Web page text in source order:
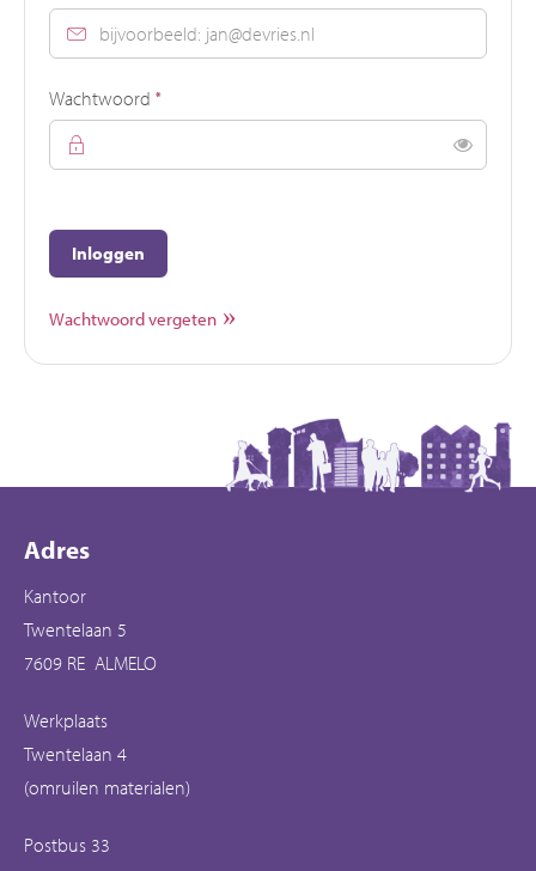
Wachtwoord *
Inloggen
Wachtwoord vergeten
Contactinformatie
Adres
Kantoor
Twentelaan 5
7609 RE ALMELO
Werkplaats
Twentelaan 4
(omruilen materialen)
Postbus 33